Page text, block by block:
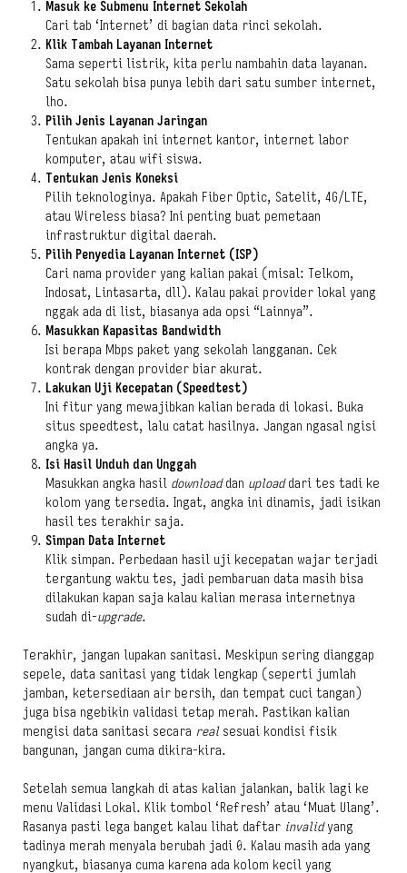
Masuk ke Submenu Internet Sekolah
Cari tab ‘Internet’ di bagian data rinci sekolah.
Klik Tambah Layanan Internet
Sama seperti listrik, kita perlu nambahin data layanan.
Satu sekolah bisa punya lebih dari satu sumber internet,
lho.
Pilih Jenis Layanan Jaringan
Tentukan apakah ini internet kantor, internet labor
komputer, atau wifi siswa.
Tentukan Jenis Koneksi
Pilih teknologinya. Apakah Fiber Optic, Satelit, 4G/LTE,
atau Wireless biasa? Ini penting buat pemetaan
infrastruktur digital daerah.
Pilih Penyedia Layanan Internet (ISP)
Cari nama provider yang kalian pakai (misal: Telkom,
Indosat, Lintasarta, dll). Kalau pakai provider lokal yang
nggak ada di list, biasanya ada opsi “Lainnya”.
Masukkan Kapasitas Bandwidth
Isi berapa Mbps paket yang sekolah langganan. Cek
kontrak dengan provider biar akurat.
Lakukan Uji Kecepatan (Speedtest)
Ini fitur yang mewajibkan kalian berada di lokasi. Buka
situs speedtest, lalu catat hasilnya. Jangan ngasal ngisi
angka ya.
Isi Hasil Unduh dan Unggah
Masukkan angka hasil downloaddan uploaddari tes tadi ke
kolom yang tersedia. Ingat, angka ini dinamis, jadi isikan
hasil tes terakhir saja.
Simpan Data Internet
Klik simpan. Perbedaan hasil uji kecepatan wajar terjadi
tergantung waktu tes, jadi pembaruan data masih bisa
dilakukan kapan saja kalau kalian merasa internetnya
sudah di-upgrade.
Terakhir, jangan lupakan sanitasi. Meskipun sering dianggap
sepele, data sanitasi yang tidak lengkap (seperti jumlah
jamban, ketersediaan air bersih, dan tempat cuci tangan)
juga bisa ngebikin validasi tetap merah. Pastikan kalian
mengisi data sanitasi secara realsesuai kondisi fisik
bangunan, jangan cuma dikira-kira.
Setelah semua langkah di atas kalian jalankan, balik lagi ke
menu Validasi Lokal. Klik tombol ‘Refresh’ atau ‘Muat Ulang’.
Rasanya pasti lega banget kalau lihat daftar invalidyang
tadinya merah menyala berubah jadi 0. Kalau masih ada yang
nyangkut, biasanya cuma karena ada kolom kecil yang